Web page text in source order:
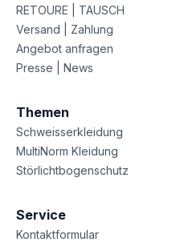
RETOURE | TAUSCH
Versand | Zahlung
Angebot anfragen
Presse | News
Themen
Schweisserkleidung
MultiNorm Kleidung
Störlichtbogenschutz
Service
Kontaktformular